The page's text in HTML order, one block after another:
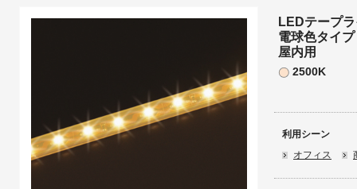
LEDテープ
電球色タイプ
屋内用
2500K
利用シーン
オフィス